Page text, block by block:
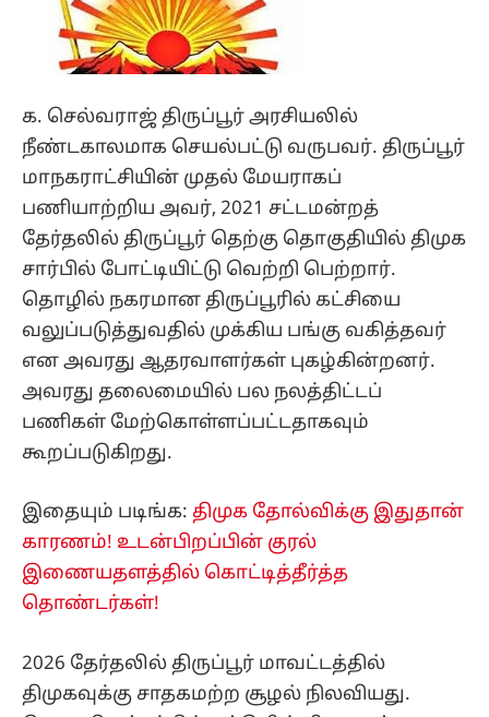
க. செல்வராஜ் திருப்பூர் அரசியலில்
நீண்டகாலமாக செயல்பட்டு வருபவர். திருப்பூர்
மாநகராட்சியின் முதல் மேயராகப்
பணியாற்றிய அவர், 2021 சட்டமன்றத்
தேர்தலில் திருப்பூர் தெற்கு தொகுதியில் திமுக
சார்பில் போட்டியிட்டு வெற்றி பெற்றார்.
தொழில் நகரமான திருப்பூரில் கட்சியை
வலுப்படுத்துவதில் முக்கிய பங்கு வகித்தவர்
என அவரது ஆதரவாளர்கள் புகழ்கின்றனர்.
அவரது தலைமையில் பல நலத்திட்டப்
பணிகள் மேற்கொள்ளப்பட்டதாகவும்
கூறப்படுகிறது.
இதையும் படிங்க: திமுக தோல்விக்கு இதுதான்
காரணம்! உடன்பிறப்பின் குரல்
இணையதளத்தில் கொட்டித்தீர்த்த
தொண்டர்கள்!
2026 தேர்தலில் திருப்பூர் மாவட்டத்தில்
திமுகவுக்கு சாதகமற்ற சூழல் நிலவியது.